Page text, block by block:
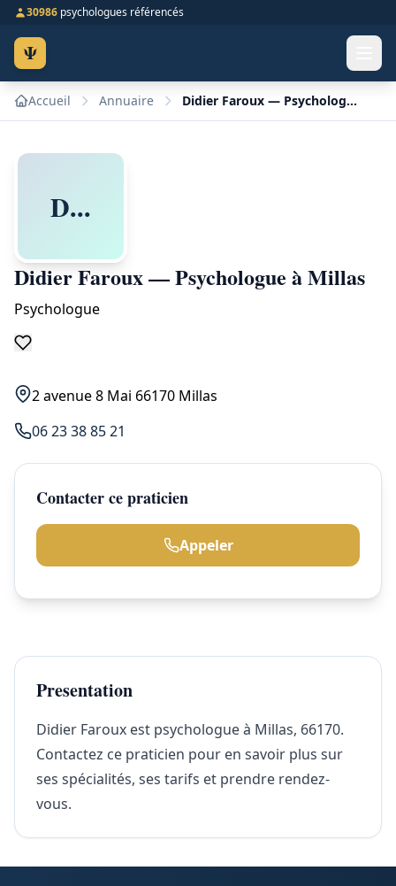
30986 psychologues référencés
Ψ
Accueil Annuaire Didier Faroux — Psychologue à Millas
D...
Didier Faroux — Psychologue à Millas
Psychologue
2 avenue 8 Mai 66170 Millas
06 23 38 85 21
Contacter ce praticien
Appeler
Presentation
Didier Faroux est psychologue à Millas, 66170.
Contactez ce praticien pour en savoir plus sur
ses spécialités, ses tarifs et prendre rendez-
vous.